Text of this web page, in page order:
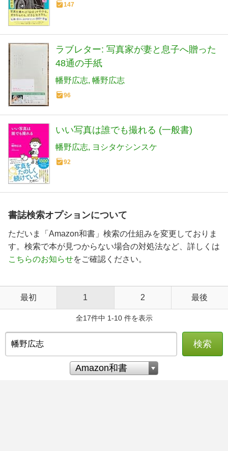
147
ラブレター: 写真家が妻と息子へ贈った
48通の手紙
幡野広志 幡野広志
96
いい写真は誰でも撮れる (一般書)
幡野広志 ヨシタケシンスケ
92
書誌検索オプションについて
ただいま「Amazon和書」検索の仕組みを変更しておりま
す。検索で本が見つからない場合の対処法など、詳しくは
こちらのお知らせをご確認ください。
最初 1 2 最後
全17件中 1-10 件を表示
検索